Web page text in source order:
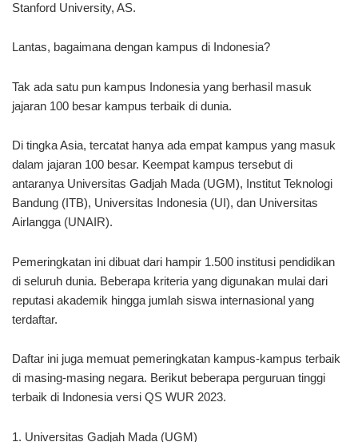
Stanford University, AS.
Lantas, bagaimana dengan kampus di Indonesia?
Tak ada satu pun kampus Indonesia yang berhasil masuk
jajaran 100 besar kampus terbaik di dunia.
Di tingka Asia, tercatat hanya ada empat kampus yang masuk
dalam jajaran 100 besar. Keempat kampus tersebut di
antaranya Universitas Gadjah Mada (UGM), Institut Teknologi
Bandung (ITB), Universitas Indonesia (UI), dan Universitas
Airlangga (UNAIR).
Pemeringkatan ini dibuat dari hampir 1.500 institusi pendidikan
di seluruh dunia. Beberapa kriteria yang digunakan mulai dari
reputasi akademik hingga jumlah siswa internasional yang
terdaftar.
Daftar ini juga memuat pemeringkatan kampus-kampus terbaik
di masing-masing negara. Berikut beberapa perguruan tinggi
terbaik di Indonesia versi QS WUR 2023.
1. Universitas Gadjah Mada (UGM)